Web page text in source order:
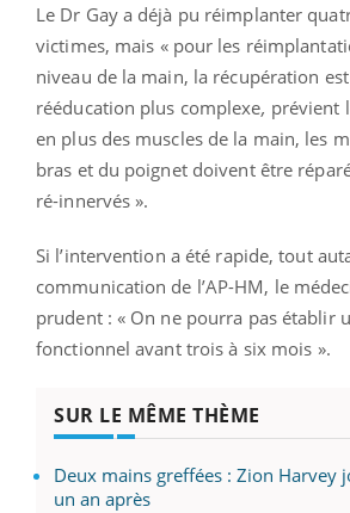
Le Dr Gay a déjà pu réimplanter
victimes, mais « pour les
niveau de la main, la récupération
rééducation plus complexe, prévient
en plus des muscles de la main, les
bras et du poignet doivent être
ré-innervés ».
Si l’intervention a été rapide, tout
communication de l’AP-HM, le
prudent : « On ne pourra pas établir
fonctionnel avant trois à six mois ».
SUR LE MÊME THÈME
Deux mains greffées : Zion Harvey
un an après